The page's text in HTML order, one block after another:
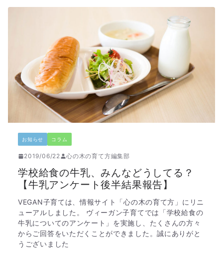
お知らせ コラム
2019/06/22 心の木の育て方編集部
学校給食の牛乳、みんなどうしてる？
【牛乳アンケート後半結果報告】
VEGAN子育ては、情報サイト「心の木の育て方」にリニ
ューアルしました。 ヴィーガン子育てでは「学校給食の
牛乳についてのアンケート」を実施し、たくさんの方々
からご回答をいただくことができました。誠にありがと
うございました